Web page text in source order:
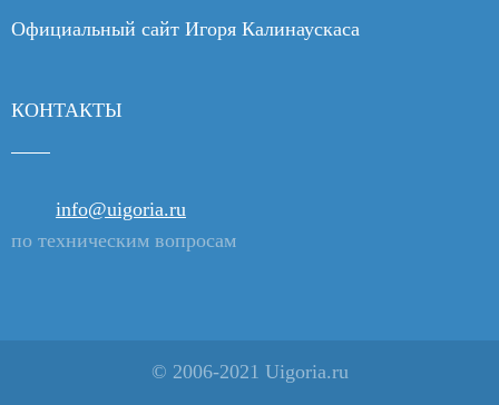
Официальный сайт Игоря Калинаускаса
КОНТАКТЫ
info@uigoria.ru
по техническим вопросам
© 2006-2021 Uigoria.ru